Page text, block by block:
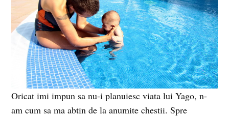
Oricat imi impun sa nu-i planuiesc viata lui Yago, n-
am cum sa ma abtin de la anumite chestii. Spre